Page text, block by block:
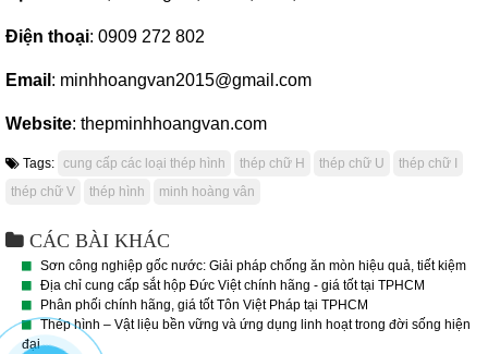
Điện thoại: 0909 272 802
Email : minhhoangvan2015@gmail.com
Website: thepminhhoangvan.com
Tags: cung cấp các loại thép hình thép chữ H thép chữ U
thép chữ I
thép chữ V
thép hình minh hoàng vân
CÁC BÀI KHÁC
Sơn công nghiệp gốc nước: Giải pháp chống ăn mòn hiệu quả, tiết kiệm
Địa chỉ cung cấp sắt hộp Đức Việt chính hãng - giá tốt tại TPHCM
Phân phối chính hãng, giá tốt Tôn Việt Pháp tại TPHCM
Thép hình – Vật liệu bền vững và ứng dụng linh hoạt trong đời sống hiện
đại